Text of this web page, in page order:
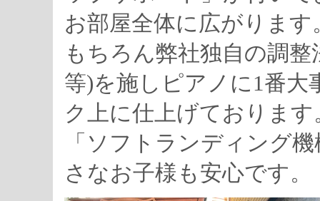
お部屋全体に広がります
もちろん弊社独自の調
等)を施しピアノに1番
ク上に仕上げております
「ソフトランディング
さなお子様も安心です。